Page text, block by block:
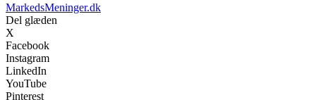
MarkedsMeninger.dk
Del glæden
X
Facebook
Instagram
LinkedIn
YouTube
Pinterest